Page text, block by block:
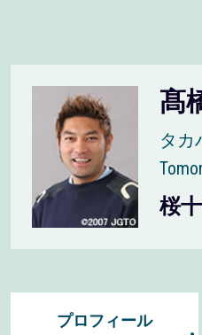
髙
タカ
桜
プロフィール